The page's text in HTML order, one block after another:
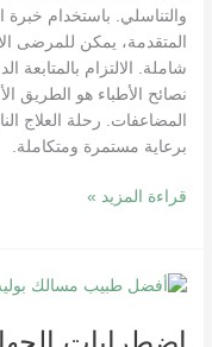
والتناسلي. باستخدام خبرة
المتقدمة، يمكن للمرضى
شاملة. الالتزام بالمتابعة
نصائح الأطباء هو الطريق
المضاعفات. رحلة العلاج
برعاية مستمرة ومتكاملة.
قراءة المزيد »
اضطرابات
البولي: